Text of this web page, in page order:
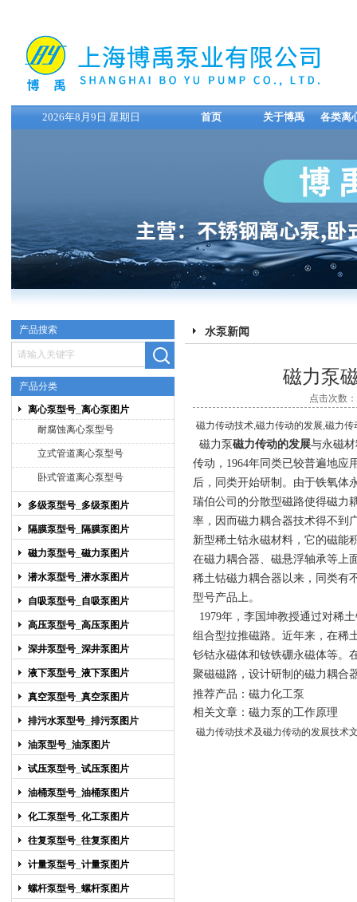
上海博禹泵业有限公司
2026年8月9日 星期日 首页 关于博禹 各类离
产品搜索
产品分类
离心泵型号_离心泵图片
耐腐蚀离心泵型号
立式管道离心泵型号
卧式管道离心泵型号
多级泵型号_多级泵图片
隔膜泵型号_隔膜泵图片
磁力泵型号_磁力泵图片
潜水泵型号_潜水泵图片
自吸泵型号_自吸泵图片
高压泵型号_高压泵图片
深井泵型号_深井泵图片
液下泵型号_液下泵图片
真空泵型号_真空泵图片
排污水泵型号_排污泵图片
油泵型号_油泵图片
试压泵型号_试压泵图片
油桶泵型号_油桶泵图片
化工泵型号_化工泵图片
往复泵型号_往复泵图片
计量泵型号_计量泵图片
螺杆泵型号_螺杆泵图片
水泵新闻
磁力泵
点击次数
磁力传动技术,磁力传动的发展,磁力传
磁力泵磁力传动的发展与永磁
传动，1964年同类已较普遍地应
后，同类开始研制。由于铁氧体
瑞伯公司的分散型磁路使得磁力
率，因而磁力耦合器技术得不到
新型稀土钴永磁材料，它的磁能
在磁力耦合器、磁悬浮轴承等上
稀土钴磁力耦合器以来，同类有
型号产品上。
1979年，李国坤教授通过对稀
组合型拉推磁路。近年来，在稀
钐钴永磁体和钕铁硼永磁体等。
聚磁磁路 ，设计研制的磁力耦合
推荐产品： 磁力化工泵
相关文章： 磁力泵的工作原理
磁力传动技术及磁力传动的发展技术